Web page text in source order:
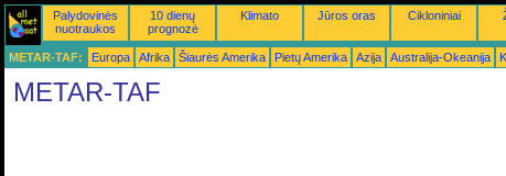
Palydovinės
nuotraukos
10 dienų
prognozė
Klimato Jūros oras Cikloniniai
METAR-TAF: Europa Afrika Šiaurės Amerika Pietų Amerika Azija Australija-Okeanija
METAR-TAF